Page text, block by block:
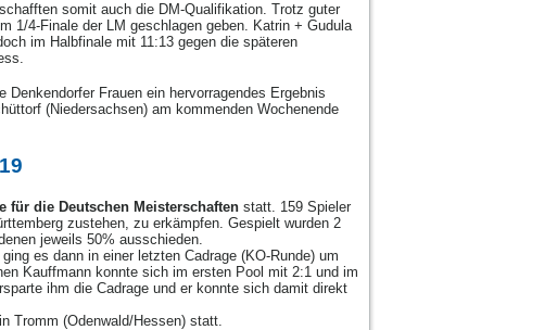
somit auch die DM-Qualifikation. Trotz guter
1/4-Finale der LM geschlagen geben. Katrin + Gudula
im Halbfinale mit 11:13 gegen die späteren
Frauen ein hervorragendes Ergebnis
(Niedersachsen) am kommenden Wochenende
für die Deutschen Meisterschaften statt. 159 Spieler
zustehen, zu erkämpfen. Gespielt wurden 2
jeweils 50% ausschieden.
es dann in einer letzten Cadrage (KO-Runde) um
Kauffmann konnte sich im ersten Pool mit 2:1 und im
ihm die Cadrage und er konnte sich damit direkt
Tromm (Odenwald/Hessen) statt.